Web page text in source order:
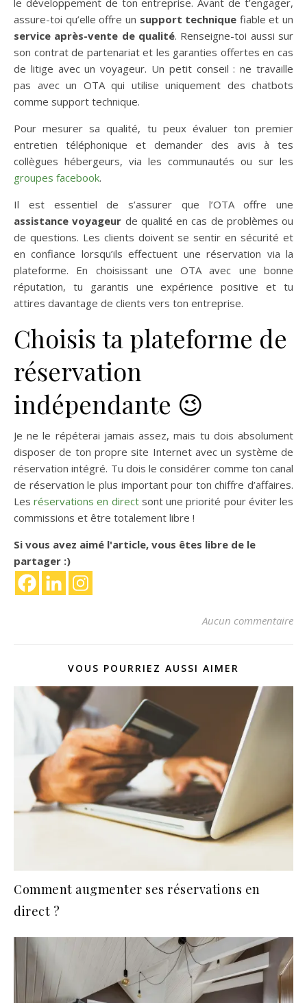
assure-toi qu’elle offre un support technique fiable et un
service après-vente de qualité. Renseigne-toi aussi sur
son contrat de partenariat et les garanties offertes en cas
de litige avec un voyageur. Un petit conseil : ne travaille
pas avec un OTA qui utilise uniquement des chatbots
comme support technique.
Pour mesurer sa qualité, tu peux évaluer ton premier
entretien téléphonique et demander des avis à tes
collègues hébergeurs, via les communautés ou sur les
groupes facebook.
Il est essentiel de s’assurer que l’OTA offre une
assistance voyageur de qualité en cas de problèmes ou
de questions. Les clients doivent se sentir en sécurité et
en confiance lorsqu’ils effectuent une réservation via la
plateforme. En choisissant une OTA avec une bonne
réputation, tu garantis une expérience positive et tu
attires davantage de clients vers ton entreprise.
Choisis ta plateforme de
réservation
indépendante 😉
Je ne le répéterai jamais assez, mais tu dois absolument
disposer de ton propre site Internet avec un système de
réservation intégré. Tu dois le considérer comme ton canal
de réservation le plus important pour ton chiffre d’affaires.
Lesréservations en direct sont une priorité pour éviter les
commissions et être totalement libre !
Si vous avez aimé l'article, vous êtes libre de le
partager :)
Aucun commentaire
VOUS POURRIEZ AUSSI AIMER
Comment augmenter ses réservations en
direct ?